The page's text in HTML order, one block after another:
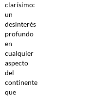
clarísimo:
un
desinterés
profundo
en
cualquier
aspecto
del
continente
que